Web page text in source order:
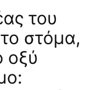
του
στόμα,
οξύ